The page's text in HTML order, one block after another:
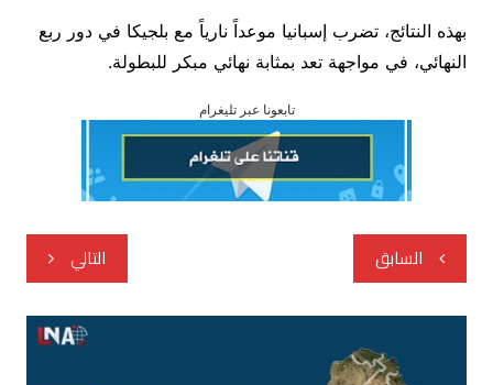
بهذه النتائج، تضرب إسبانيا موعداً نارياً مع بلجيكا في دور ربع
النهائي، في مواجهة تعد بمثابة نهائي مبكر للبطولة.
تابعونا عبر تليغرام
تصفّح
المقالات
السابق التالي